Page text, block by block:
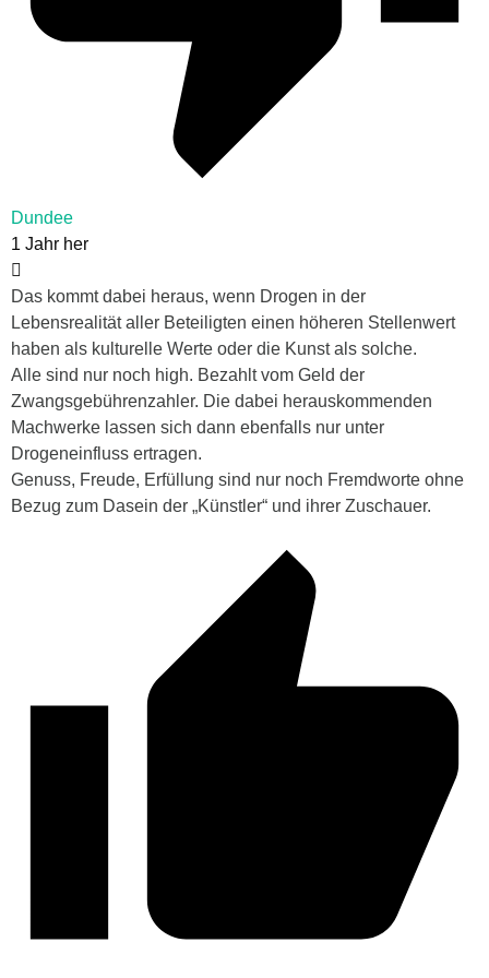
Dundee
1 Jahr her
Das kommt dabei heraus, wenn Drogen in der
Lebensrealität aller Beteiligten einen höheren Stellenwert
haben als kulturelle Werte oder die Kunst als solche.
Alle sind nur noch high. Bezahlt vom Geld der
Zwangsgebührenzahler. Die dabei herauskommenden
Machwerke lassen sich dann ebenfalls nur unter
Drogeneinfluss ertragen.
Genuss, Freude, Erfüllung sind nur noch Fremdworte ohne
Bezug zum Dasein der „Künstler“ und ihrer Zuschauer.